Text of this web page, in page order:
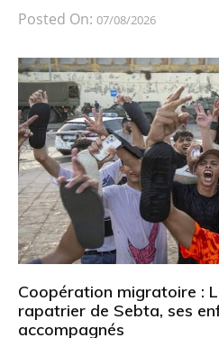
Posted On: 07/08/2026
Coopération migratoire :
rapatrier de Sebta, ses
accompagnés